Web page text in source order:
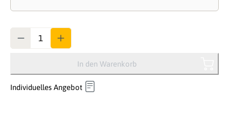
In den Warenkorb
Individuelles Angebot